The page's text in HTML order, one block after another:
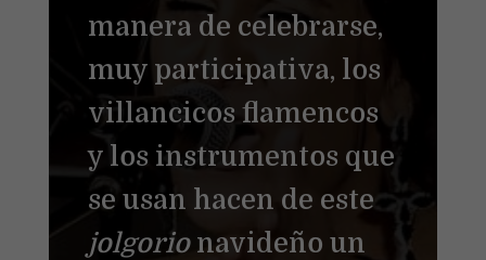
manera de celebrarse,
muy participativa, los
villancicos flamencos
y los instrumentos que
se usan hacen de este
jolgorionavideño un